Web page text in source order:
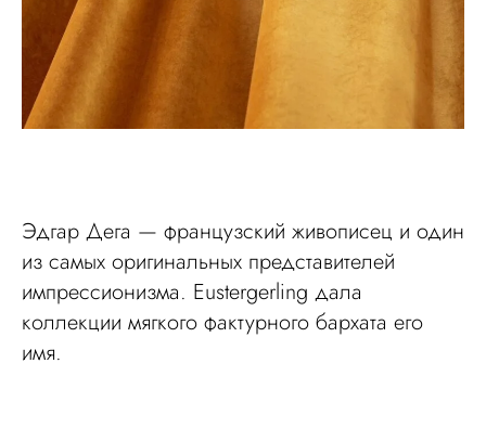
Эдгар Дега — французский живописец и один
из самых оригинальных представителей
импрессионизма. Eustergerling дала
коллекции мягкого фактурного бархата его
имя.